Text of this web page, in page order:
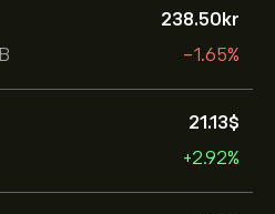
238.50‎kr‎
-1.65%
21.13‎$‎
+2.92%